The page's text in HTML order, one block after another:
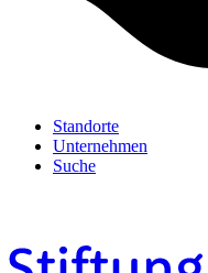
Standorte
Unternehmen
Suche